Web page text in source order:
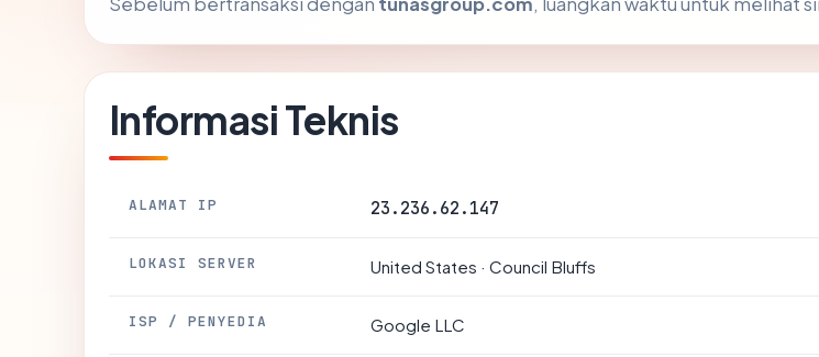
Informasi Teknis
ALAMAT IP 23.236.62.147
LOKASI SERVER United States · Council Bluffs
ISP / PENYEDIA Google LLC